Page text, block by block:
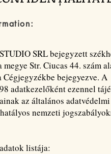
SRL bejegyzett
megye Str. Ciucas 44. szám
Cégjegyzékbe bejegyezve. A
adatkezelőként ezennel
az általános
nemzeti
listája: